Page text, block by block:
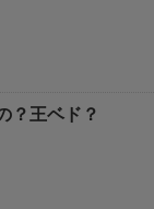
？王ベド？